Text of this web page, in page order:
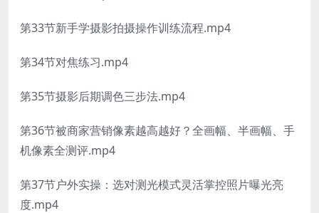
第33节新手学摄影拍摄操作训练流程.mp4
第34节对焦练习.mp4
第35节摄影后期调色三步法.mp4
第36节被商家营销像素越高越好？全画幅、半画幅、手
机像素全测评.mp4
第37节户外实操：选对测光模式灵活掌控照片曝光亮
度.mp4